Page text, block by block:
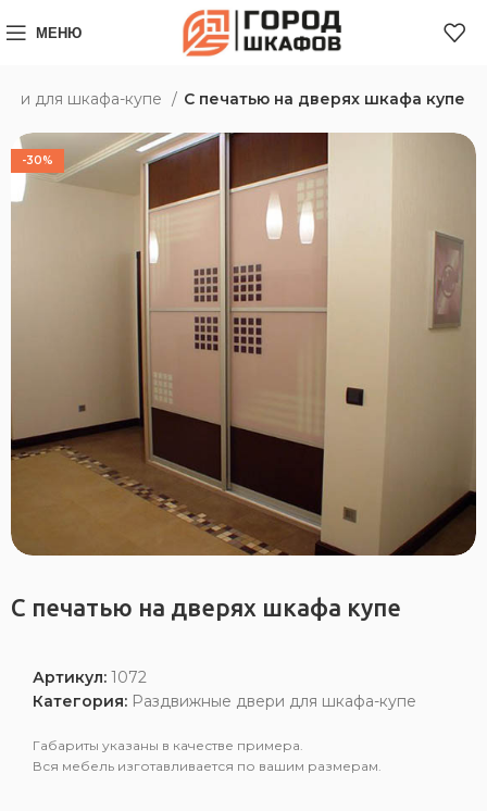
МЕНЮ
для шкафа-купе С печатью на дверях шкафа купе
-30%
С печатью на дверях шкафа купе
Артикул:1072
Категория: Раздвижные двери для шкафа-купе
Габариты указаны в качестве примера.
Вся мебель изготавливается по вашим размерам.